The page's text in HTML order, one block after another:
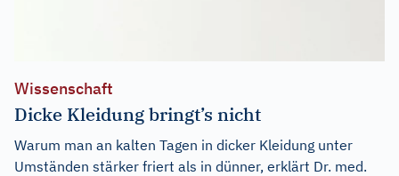
Wissenschaft
Dicke Kleidung bringt’s nicht
Warum man an kalten Tagen in dicker Kleidung unter
Umständen stärker friert als in dünner, erklärt Dr. med.